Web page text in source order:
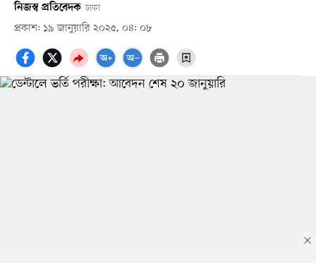
নিজস্ব প্রতিবেদক ঢাকা
প্রকাশ: ১৯ জানুয়ারি ২০২৫, ০৪: ০৮